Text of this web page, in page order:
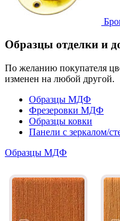
Образцы отделки и
По желанию покупателя
изменен на любой другой.
Образцы МДФ
Фрезеровки МДФ
Образцы ковки
Панели с зеркалом/
Образцы МДФ